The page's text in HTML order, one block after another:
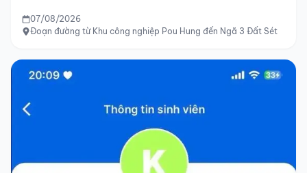
07/08/2026
Đoạn đường từ Khu công nghiệp Pou Hung đến Ngã 3 Đất Sét